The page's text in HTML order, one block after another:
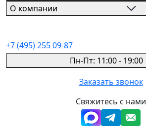
О компании
+7 (495) 255 09-87
Пн-Пт: 11:00 - 19:00
Заказать звонок
Свяжитесь с нами